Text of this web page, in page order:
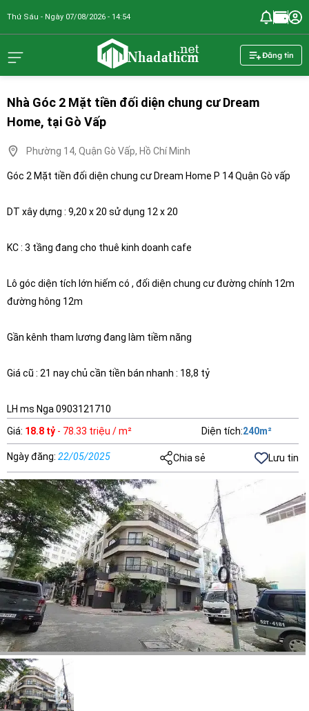
Thứ Sáu - Ngày 07/08/2026 - 14:54
Đăng tin
Nhà Góc 2 Mặt tiền đối diện chung cư Dream
Home, tại Gò Vấp
Phường 14, Quận Gò Vấp, Hồ Chí Minh
Góc 2 Mặt tiền đối diện chung cư Dream Home P 14 Quận Gò vấp
DT xây dựng : 9,20 x 20 sử dụng 12 x 20
KC : 3 tầng đang cho thuê kinh doanh cafe
Lô góc diện tích lớn hiếm có , đối diện chung cư đường chính 12m
đường hông 12m
Gần kênh tham lương đang làm tiềm năng
Giá cũ : 21 nay chủ cần tiền bán nhanh : 18,8 tỷ
LH ms Nga 0903121710
Giá: 18.8 tỷ - 78.33 triệu / m² Diện tích:240m²
Ngày đăng: 22/05/2025 Chia sẻ Lưu tin